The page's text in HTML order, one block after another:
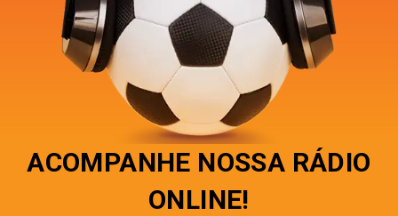
ACOMPANHE NOSSA RÁDIO
ONLINE!